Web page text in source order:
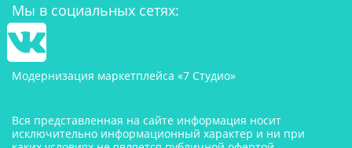
Мы в социальных сетях:
Модернизация маркетплейса «7 Студио»
Вся представленная на сайте информация носит
исключительно информационный характер и ни при